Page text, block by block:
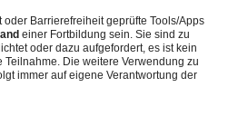
oder Barrierefreiheit geprüfte Tools/Apps
einer Fortbildung sein. Sie sind zu
oder dazu aufgefordert, es ist kein
Teilnahme. Die weitere Verwendung zu
immer auf eigene Verantwortung der